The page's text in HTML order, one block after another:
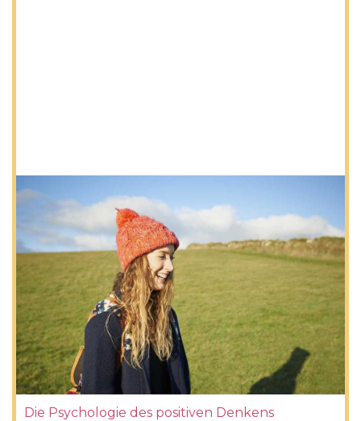
Die Psychologie des positiven Denkens